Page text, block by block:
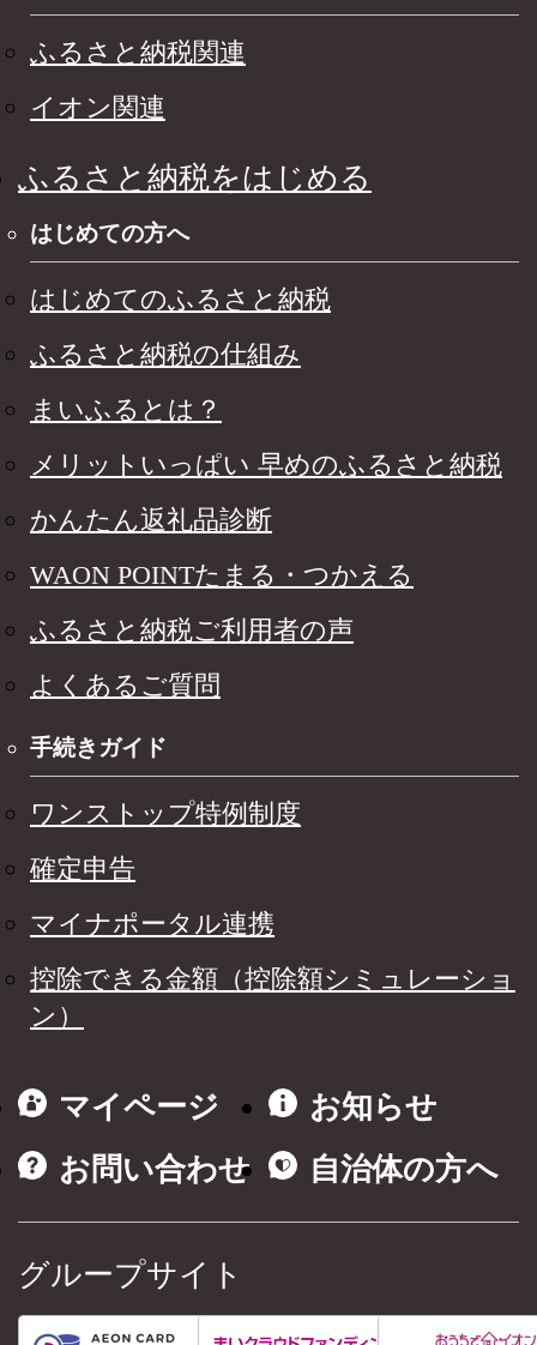
ふるさと納税関連
イオン関連
ふるさと納税をはじめる
はじめての方へ
はじめてのふるさと納税
ふるさと納税の仕組み
まいふるとは？
メリットいっぱい 早めのふるさと納税
かんたん返礼品診断
WAON POINTたまる・つかえる
ふるさと納税ご利用者の声
よくあるご質問
手続きガイド
ワンストップ特例制度
確定申告
マイナポータル連携
控除できる金額（控除額シミュレーショ
ン）
マイページ
お知らせ
お問い合わせ
自治体の方へ
グループサイト